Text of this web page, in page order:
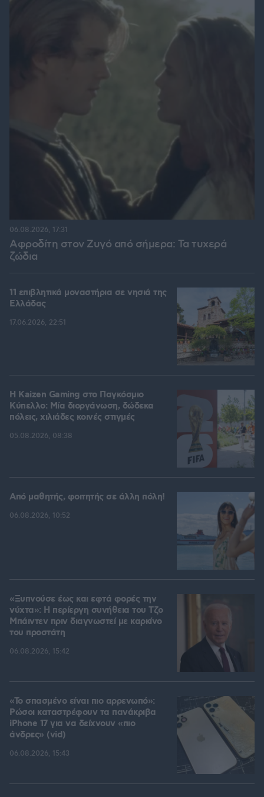
Αφροδίτη στον Ζυγό από σήμερα: Τα τυχερά
ζώδια
06.08.2026, 17:31
11 επιβλητικά μοναστήρια σε νησιά της
Ελλάδας
17.06.2026, 22:51
H Kaizen Gaming στο Παγκόσμιο
Kύπελλο: Μία διοργάνωση, δώδεκα
πόλεις, χιλιάδες κοινές στιγμές
05.08.2026, 08:38
Από μαθητής, φοιτητής σε άλλη πόλη!
06.08.2026, 10:52
«Ξυπνούσε έως και εφτά φορές την
νύχτα»: Η περίεργη συνήθεια του Τζο
Μπάιντεν πριν διαγνωστεί με καρκίνο
του προστάτη
06.08.2026, 15:42
«Το σπασμένο είναι πιο αρρενωπό»:
Ρώσοι καταστρέφουν τα πανάκριβα
iPhone 17 για να δείχνουν «πιο
άνδρες» (vid)
06.08.2026, 15:43